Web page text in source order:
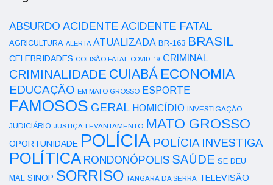
ABSURDO ACIDENTE ACIDENTE FATAL
AGRICULTURA ALERTA ATUALIZADA BR-163 BRASIL
CELEBRIDADES COLISÃO FATAL COVID-19 CRIMINAL
CRIMINALIDADE CUIABÁ ECONOMIA
EDUCAÇÃO EM MATO GROSSO ESPORTE
FAMOSOS GERAL HOMICÍDIO INVESTIGAÇÃO
JUDICIÁRIO JUSTIÇA LEVANTAMENTO MATO GROSSO
OPORTUNIDADE POLÍCIA POLÍCIA INVESTIGA
POLÍTICA RONDONÓPOLIS SAÚDE SE DEU
MAL SINOP SORRISO TANGARÁ DA SERRA TELEVISÃO